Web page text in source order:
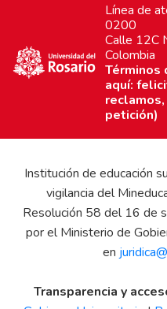
Línea de
0200
Calle 12C
Colombia
Términos
aquí:
petición)
Institución de educación
vigilancia del
Resolución 58 del 16 de
por el Ministerio de
en
Transparencia y